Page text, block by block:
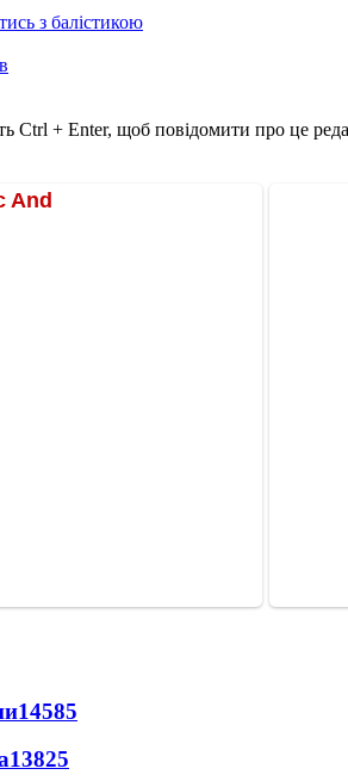
з балістикою
Ctrl + Enter, щоб повідомити про це
14585
13825